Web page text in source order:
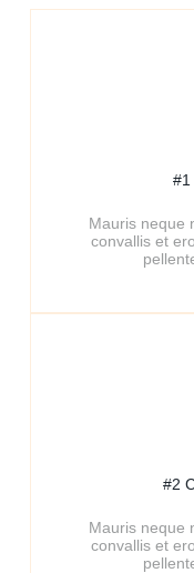
#1
Mauris neque
convallis et
#2
Mauris neque
convallis et